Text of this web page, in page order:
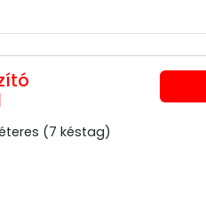
(7 késtag)